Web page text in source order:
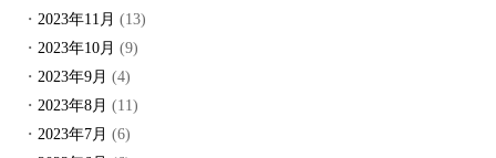
2023年11月 (13)
2023年10月 (9)
2023年9月 (4)
2023年8月 (11)
2023年7月 (6)